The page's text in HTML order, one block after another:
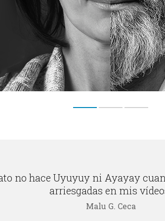
no hace Uyuyuy ni Ayayay
arriesgadas en mis
Malu G. Ceca